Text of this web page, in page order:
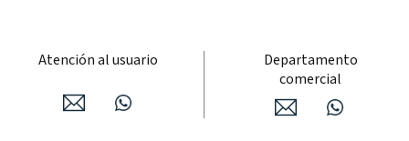
Atención al usuario
Departamento
comercial